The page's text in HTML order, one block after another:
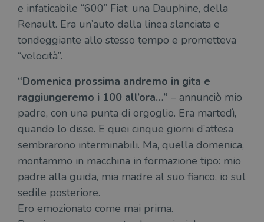
e infaticabile “600” Fiat: una Dauphine, della
Renault. Era un’auto dalla linea slanciata e
tondeggiante allo stesso tempo e prometteva
“velocità”.
“Domenica prossima andremo in gita e
raggiungeremo i 100 all’ora…” – annunciò mio
padre, con una punta di orgoglio. Era martedì,
quando lo disse. E quei cinque giorni d’attesa
sembrarono interminabili. Ma, quella domenica,
montammo in macchina in formazione tipo: mio
padre alla guida, mia madre al suo fianco, io sul
sedile posteriore.
Ero emozionato come mai prima.